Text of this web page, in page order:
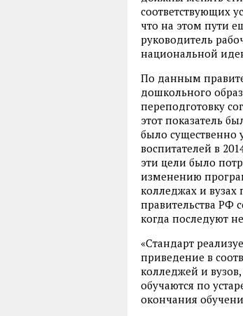
соответствующих
что на этом пути
руководитель
национальной
По данным
дошкольного
переподготовку
этот показатель
было существенно
воспитателей в
эти цели было
изменению
колледжах и вузах
правительства РФ
когда последуют
«Стандарт
приведение в
колледжей и
обучаются по
окончания